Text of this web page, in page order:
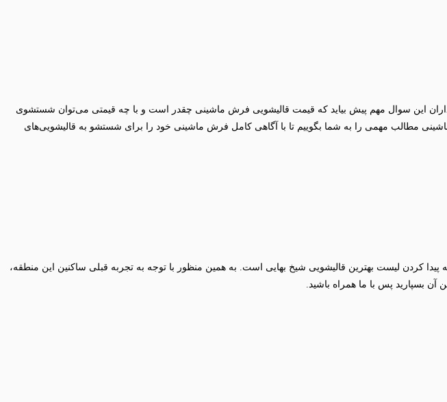
این سوال مهم پیش بیاید که قیمت قالیشویی فرش ماشینی چقدر است و با چه قیمتی می‌توان شستشوی
مطالب مهمی را به شما بگوییم تا با آگاهی کامل فرش ماشینی خود را برای شستشو به قالیشویی‌های
کردن لیست بهترین قالیشویی شیخ بهایی است. به همین منظور با توجه به تجربه قبلی ساکنین این منطقه،
آن بسپارید پس با ما همراه باشید.